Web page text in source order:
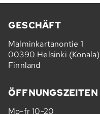
GESCHÄFT
Malminkartanontie 1
00390 Helsinki (Konala)
Finnland
ÖFFNUNGSZEITEN
Mo-fr 10-20